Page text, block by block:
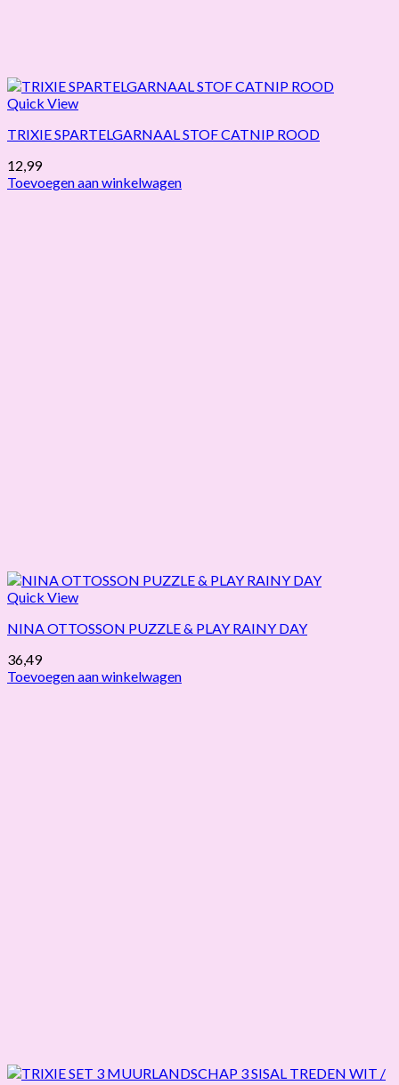
Quick View
TRIXIE SPARTELGARNAAL STOF CATNIP ROOD
12,99
Toevoegen aan winkelwagen
Quick View
NINA OTTOSSON PUZZLE & PLAY RAINY DAY
36,49
Toevoegen aan winkelwagen